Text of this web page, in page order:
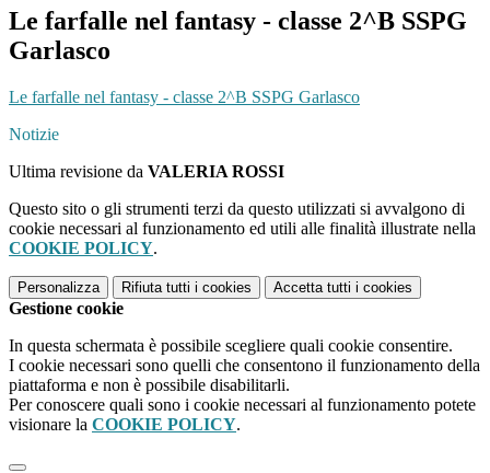
Le farfalle nel fantasy - classe 2^B SSPG
Garlasco
Le farfalle nel fantasy - classe 2^B SSPG Garlasco
Notizie
Ultima revisione da VALERIA ROSSI
Questo sito o gli strumenti terzi da questo utilizzati si avvalgono di
cookie necessari al funzionamento ed utili alle finalità illustrate nella
COOKIE POLICY.
Personalizza Rifiuta tutti i cookies Accetta tutti i cookies
Gestione cookie
In questa schermata è possibile scegliere quali cookie consentire.
I cookie necessari sono quelli che consentono il funzionamento della
piattaforma e non è possibile disabilitarli.
Per conoscere quali sono i cookie necessari al funzionamento potete
visionare la COOKIE POLICY.